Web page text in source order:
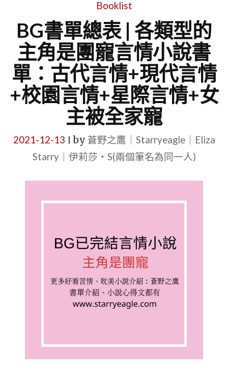
Booklist
BG書單總表 | 各類型的
主角是團寵言情小說書
單：古代言情+現代言情
+校園言情+星際言情+女
主被全家寵
2021-12-13 by 蒼野之鷹｜Starryeagle｜Eliza
Starry｜伊莉莎・S(兩個筆名為同一人)